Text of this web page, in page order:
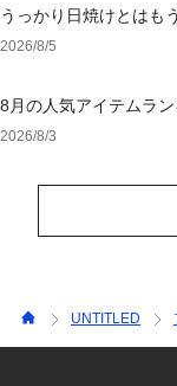
うっかり日焼けとはも
ェア
2026/8/5
8月の人気アイテムラ
2026/8/3
UNTITLED